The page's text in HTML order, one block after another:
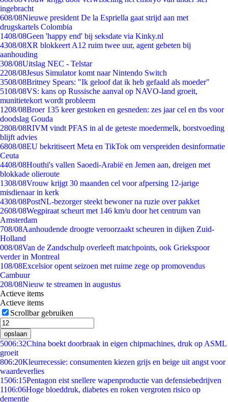
ingebracht
608/08Nieuwe president De la Espriella gaat strijd aan met
drugskartels Colombia
1408/08Geen 'happy end' bij seksdate via Kinky.nl
4308/08XR blokkeert A12 ruim twee uur, agent gebeten bij
aanhouding
308/08Uitslag NEC - Telstar
2208/08Jesus Simulator komt naar Nintendo Switch
3508/08Britney Spears: "Ik geloof dat ik heb gefaald als moeder"
5108/08VS: kans op Russische aanval op NAVO-land groeit,
munitietekort wordt probleem
1208/08Broer 135 keer gestoken en gesneden: zes jaar cel en tbs voor
doodslag Gouda
2808/08RIVM vindt PFAS in al de geteste moedermelk, borstvoeding
blijft advies
6808/08EU bekritiseert Meta en TikTok om verspreiden desinformatie
Ceuta
4408/08Houthi's vallen Saoedi-Arabië en Jemen aan, dreigen met
blokkade olieroute
1308/08Vrouw krijgt 30 maanden cel voor afpersing 12-jarige
misdienaar in kerk
4308/08PostNL-bezorger steekt bewoner na ruzie over pakket
2608/08Wegpiraat scheurt met 146 km/u door het centrum van
Amsterdam
708/08Aanhoudende droogte veroorzaakt scheuren in dijken Zuid-
Holland
008/08Van de Zandschulp overleeft matchpoints, ook Griekspoor
verder in Montreal
108/08Excelsior opent seizoen met ruime zege op promovendus
Cambuur
208/08Nieuw te streamen in augustus
Actieve items
Actieve items
Scrollbar gebruiken
opslaan
5006:32China boekt doorbraak in eigen chipmachines, druk op ASML
groeit
806:20Kleurrecessie: consumenten kiezen grijs en beige uit angst voor
waardeverlies
1506:15Pentagon eist snellere wapenproductie van defensiebedrijven
1106:06Hoge bloeddruk, diabetes en roken vergroten risico op
dementie